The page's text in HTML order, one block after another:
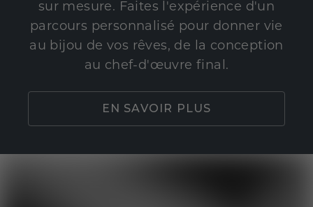
sur mesure. Faites l'expérience d'un
parcours personnalisé pour donner vie
au bijou de vos rêves, de la conception
au chef-d'œuvre final.
EN SAVOIR PLUS